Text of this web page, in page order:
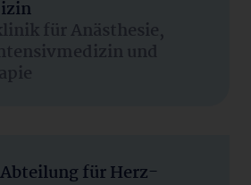
für Anästhesie,
und
für Herz-